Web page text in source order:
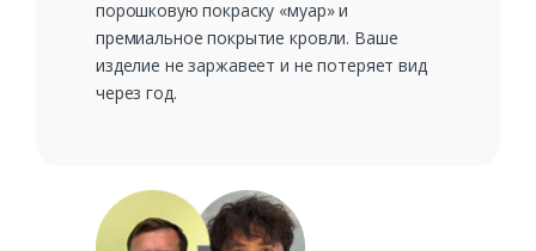
порошковую покраску «муар» и
премиальное покрытие кровли. Ваше
изделие не заржавеет и не потеряет вид
через год.